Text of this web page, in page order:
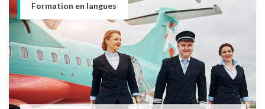
Formation en langues